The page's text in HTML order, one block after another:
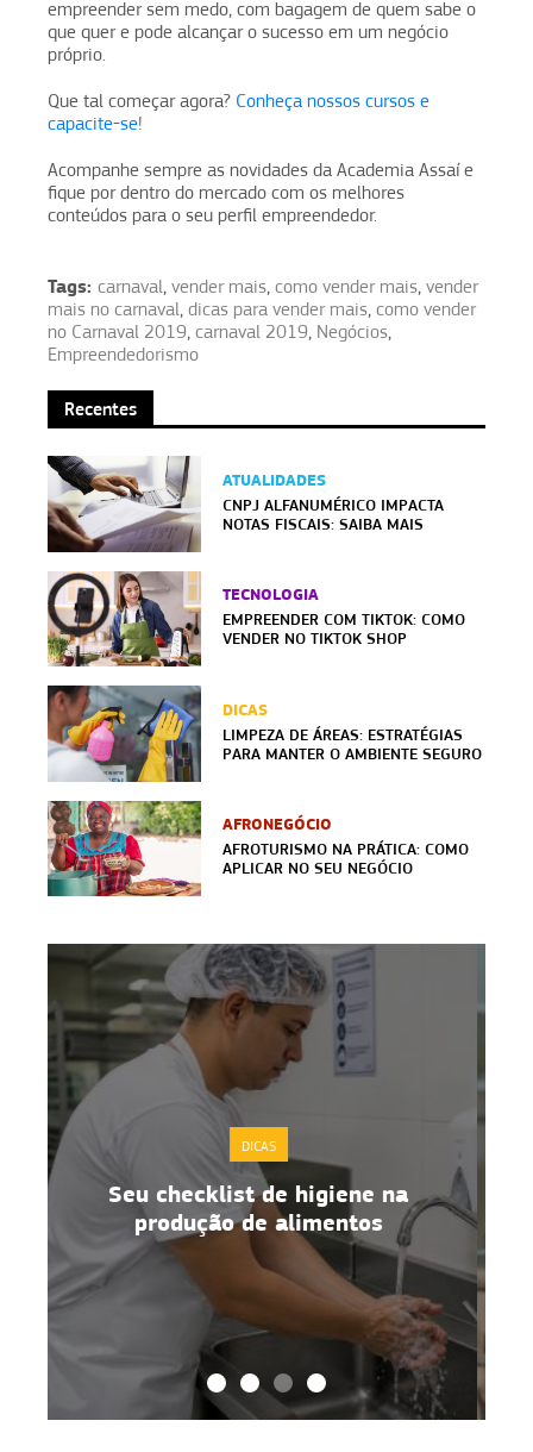
empreender sem medo, com bagagem de quem sabe o
que quer e pode alcançar o sucesso em um negócio
próprio.
Que tal começar agora? Conheça nossos cursos e
capacite-se!
Acompanhe sempre as novidades da Academia Assaí e
fique por dentro do mercado com os melhores
conteúdos para o seu perfil empreendedor.
Tags: carnaval, vender mais, como vender mais, vender
mais no carnaval, dicas para vender mais, como vender
no Carnaval 2019, carnaval 2019, Negócios,
Empreendedorismo
Recentes
ATUALIDADES
CNPJ ALFANUMÉRICO IMPACTA
NOTAS FISCAIS: SAIBA MAIS
TECNOLOGIA
EMPREENDER COM TIKTOK: COMO
VENDER NO TIKTOK SHOP
DICAS
LIMPEZA DE ÁREAS: ESTRATÉGIAS
PARA MANTER O AMBIENTE SEGURO
AFRONEGÓCIO
AFROTURISMO NA PRÁTICA: COMO
APLICAR NO SEU NEGÓCIO
DICAS
Boas práticas de manipulação de
alimentos no dia a dia